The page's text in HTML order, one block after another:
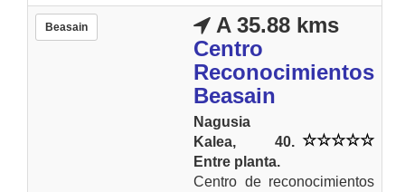
Beasain
A 35.88 kms
Centro
Reconocimientos
Beasain
Nagusia
Kalea, 40.
Entre planta.
Centro de reconocimientos